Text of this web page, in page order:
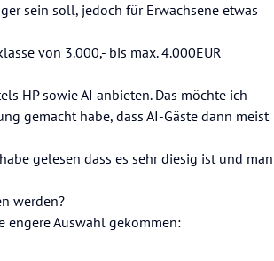
sein soll, jedoch für Erwachsene etwas
von 3.000,- bis max. 4.000EUR
HP sowie AI anbieten. Das möchte ich
gemacht habe, dass AI-Gäste dann meist
gelesen dass es sehr diesig ist und man
werden?
engere Auswahl gekommen: